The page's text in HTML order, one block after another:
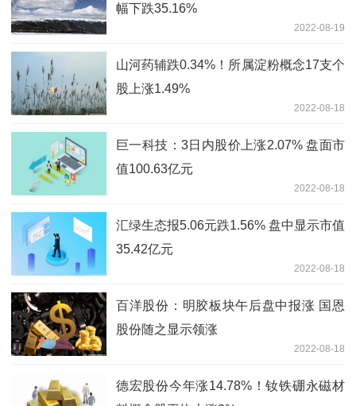
幅下跌35.16%
2022-08-19
山河药辅跌0.34%！所属淀粉概念17支个
股上涨1.49%
2022-08-18
巨一科技：3日内股价上涨2.07% 盘面市
值100.63亿元
2022-08-18
汇绿生态报5.06元跌1.56% 盘中显示市值
35.42亿元
2022-08-18
百洋股份：明胶板块午后盘中报涨 国恩
股份随之显示领涨
2022-08-18
德宏股份今年涨14.78%！钕铁硼永磁材